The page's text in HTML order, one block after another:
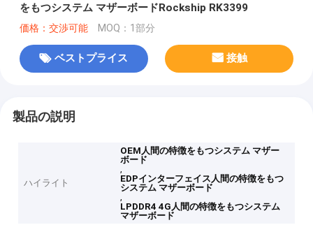
をもつシステム マザーボードRockship RK3399
価格：交渉可能 MOQ：1部分
ベストプライス 接触
製品の説明
ハイライト
OEM人間の特徴をもつシステム マザー
ボード
,
EDPインターフェイス人間の特徴をもつ
システム マザーボード
,
LPDDR4 4G人間の特徴をもつシステム
マザーボード